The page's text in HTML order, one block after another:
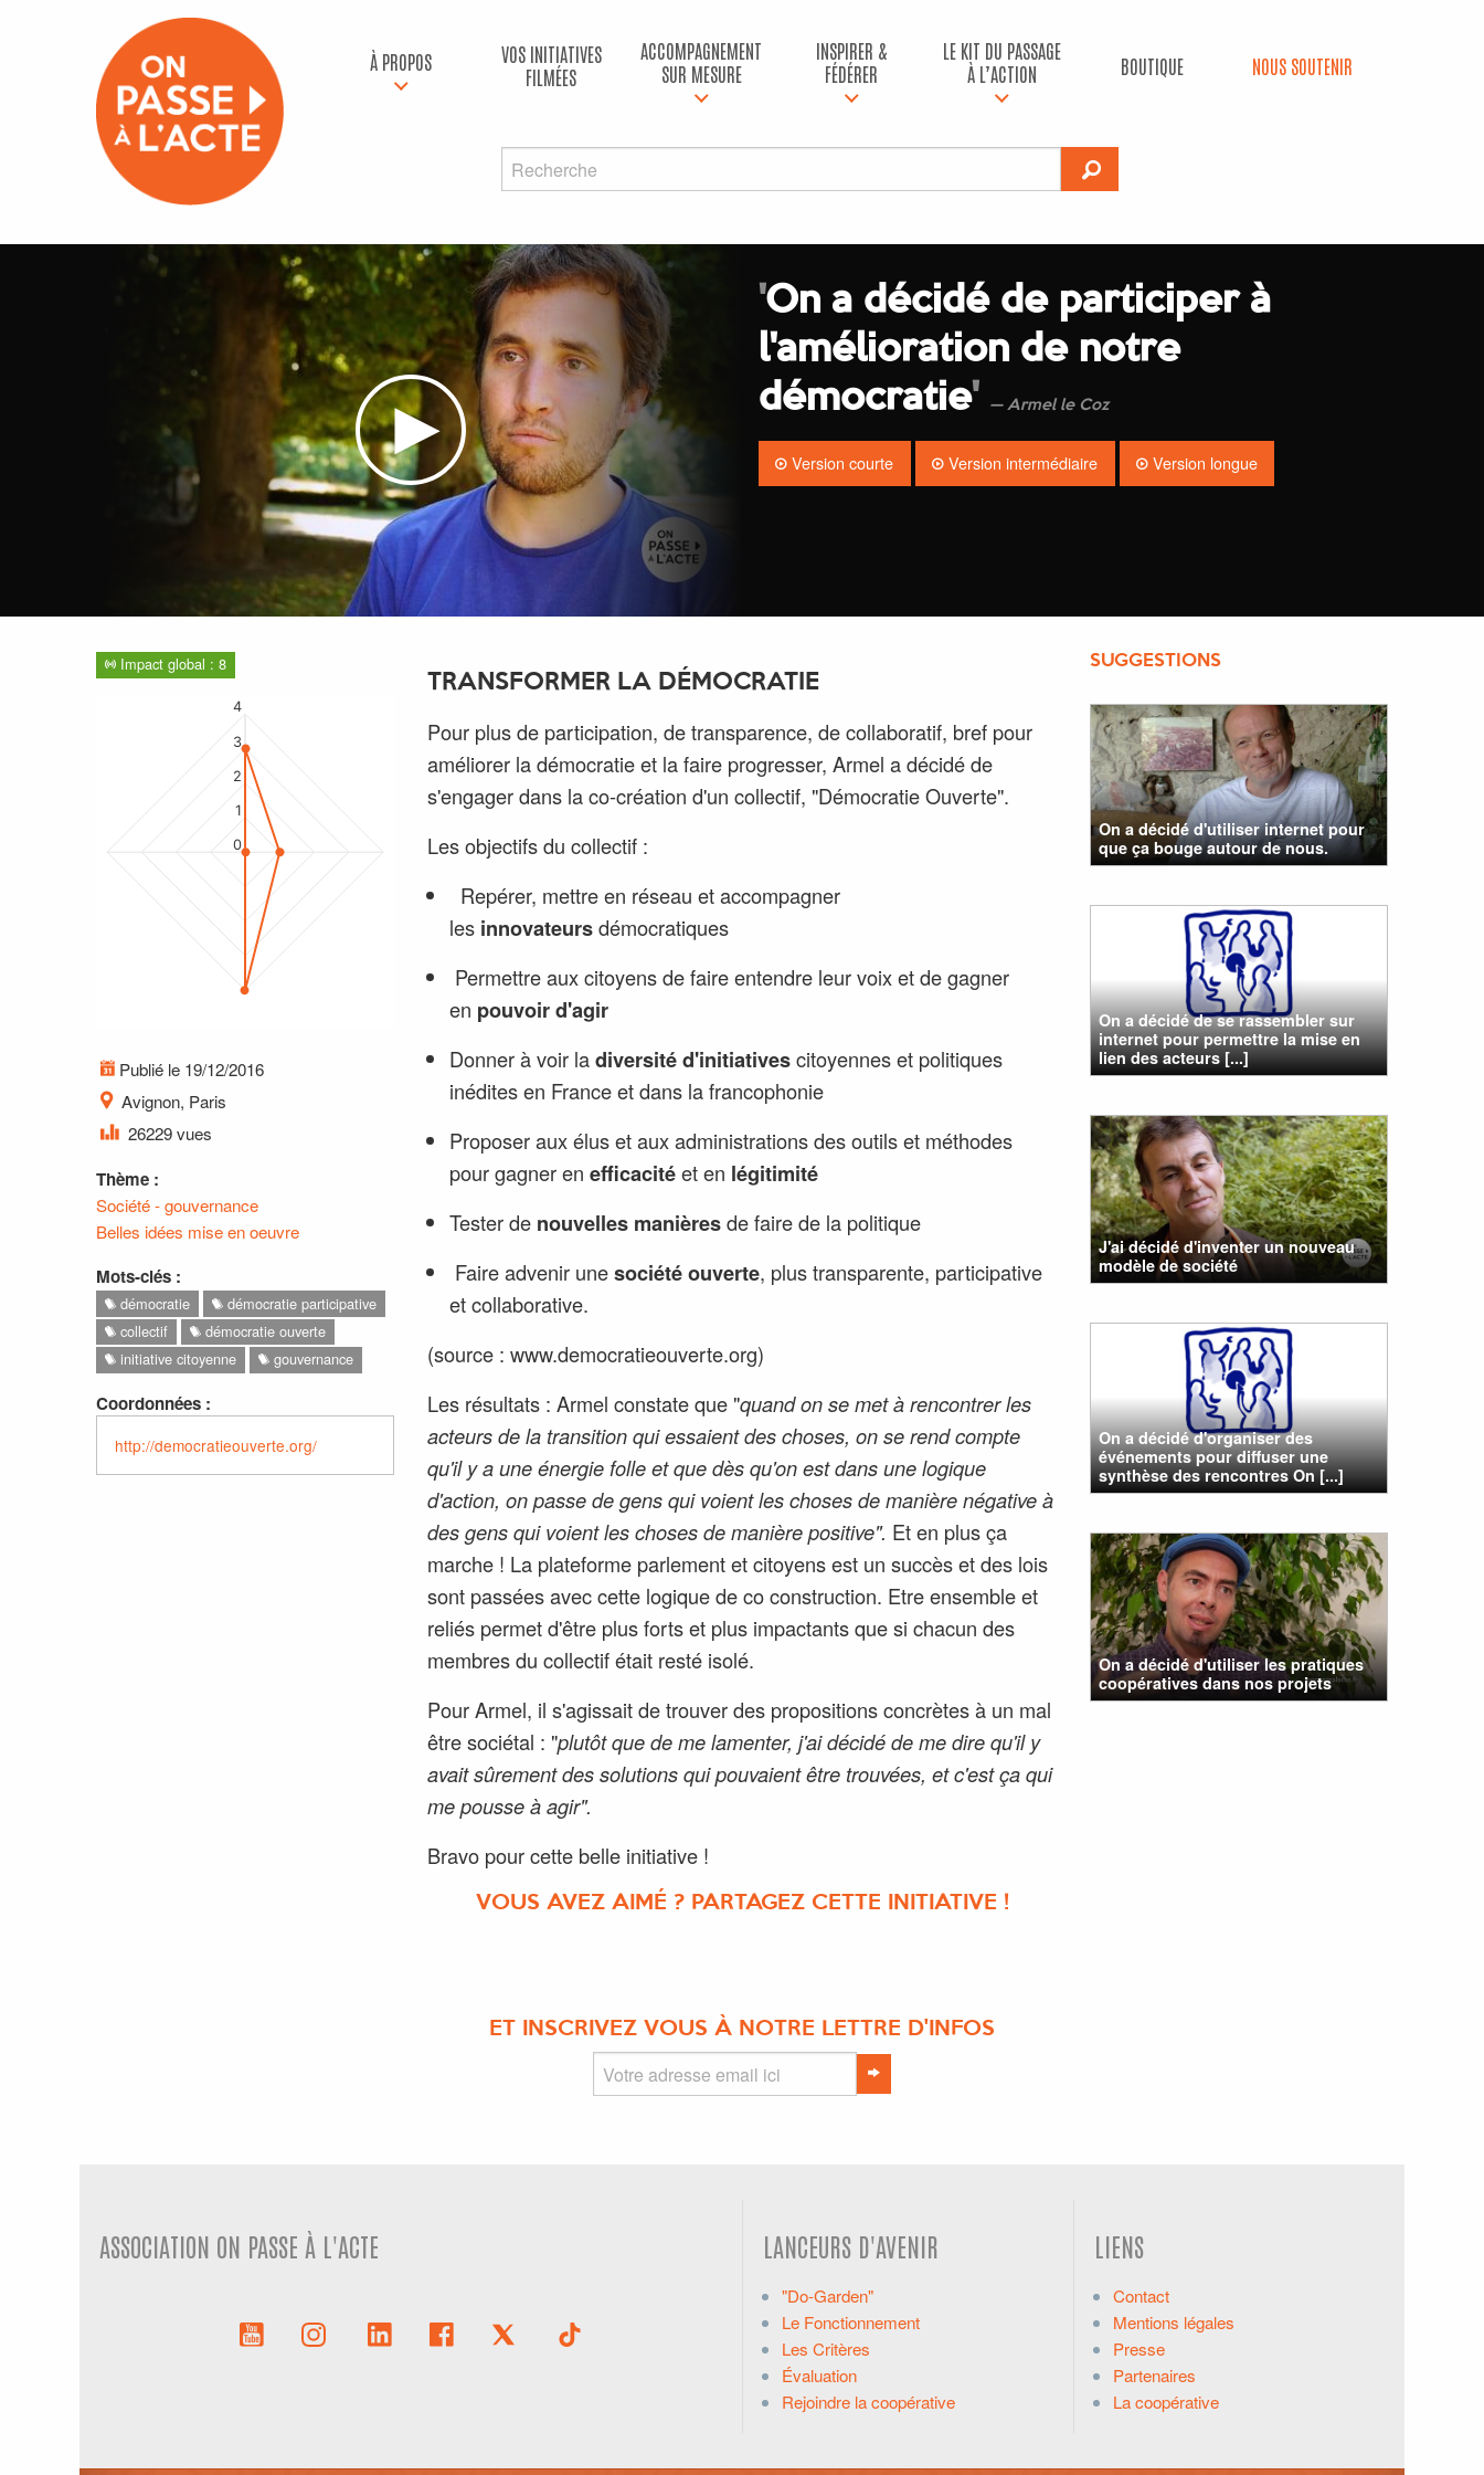
À PROPOS
VOS INITIATIVES
FILMÉES
ACCOMPAGNEMENT
SUR MESURE
INSPIRER &
FÉDÉRER
LE KIT DU PASSAGE
À L’ACTION
BOUTIQUE NOUS SOUTENIR
'On a décidé de participer à
l'amélioration de notre
démocratie' Armel le Coz
Version courte Version intermédiaire Version longue
Impact global : 8
0
1
2
3
4
Publié le 19/12/2016
Avignon, Paris
26229 vues
Thème :
Société - gouvernance
Belles idées mise en oeuvre
Mots-clés :
démocratie
démocratie participative
collectif
démocratie ouverte
initiative citoyenne
gouvernance
Coordonnées :
http://democratieouverte.org/
TRANSFORMER LA DÉMOCRATIE
Pour plus de participation, de transparence, de collaboratif, bref pour
améliorer la démocratie et la faire progresser, Armel a décidé de
s'engager dans la co-création d'un collectif, "Démocratie Ouverte".
Les objectifs du collectif :
Repérer, mettre en réseau et accompagner
les innovateursdémocratiques
Permettre aux citoyens de faire entendre leur voix et de gagner
en pouvoir d'agir
Donner à voir ladiversité d'initiativescitoyennes et politiques
inédites en France et dans la francophonie
Proposer aux élus et aux administrations des outils et méthodes
pour gagner en efficacitéet en légitimité
Tester de nouvelles manièresde faire de la politique
Faire advenir unesociété ouverte, plus transparente, participative
et collaborative.
(source : www.democratieouverte.org)
Les résultats : Armel constate que "quand on se met à rencontrer les
acteurs de la transition qui essaient des choses, on se rend compte
qu'il y a une énergie folle et que dès qu'on est dans une logique
d'action, on passe de gens qui voient les choses de manière négative à
des gens qui voient les choses de manière positive". Et en plus ça
marche ! La plateforme parlement et citoyens est un succès et des lois
sont passées avec cette logique de co construction. Etre ensemble et
reliés permet d'être plus forts et plus impactants que si chacun des
membres du collectif était resté isolé.
Pour Armel, il s'agissait de trouver des propositions concrètes à un mal
être sociétal : "plutôt que de me lamenter, j'ai décidé de me dire qu'il y
avait sûrement des solutions qui pouvaient être trouvées, et c'est ça qui
me pousse à agir".
Bravo pour cette belle initiative !
VOUS AVEZ AIMÉ ? PARTAGEZ CETTE INITIATIVE !
ET INSCRIVEZ VOUS À NOTRE LETTRE D'INFOS
SUGGESTIONS
On a décidé d'utiliser internet pour
que ça bouge autour de nous.
On a décidé de se rassembler sur
internet pour permettre la mise en
lien des acteurs [...]
J'ai décidé d'inventer un nouveau
modèle de société
On a décidé d'organiser des
événements pour diffuser une
synthèse des rencontres On [...]
On a décidé d'utiliser les pratiques
coopératives dans nos projets
ASSOCIATION ON PASSE À L'ACTE LANCEURS D'AVENIR
"Do-Garden"
Le Fonctionnement
Les Critères
Évaluation
Rejoindre la coopérative
LIENS
Contact
Mentions légales
Presse
Partenaires
La coopérative